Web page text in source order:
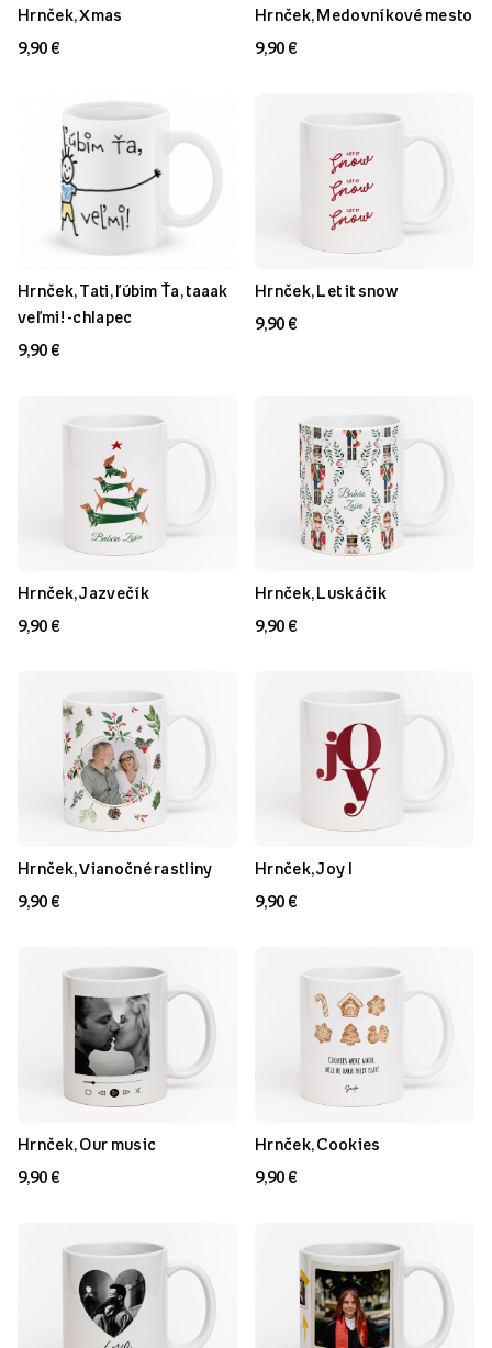
Hrnček, Xmas
9,90 €
Hrnček, Medovníkové mesto
9,90 €
Hrnček, Tati, ľúbim Ťa, taaak
veľmi! -chlapec
9,90 €
Hrnček, Let it snow
9,90 €
Hrnček, Jazvečík
9,90 €
Hrnček, Luskáčik
9,90 €
Hrnček, Vianočné rastliny
9,90 €
Hrnček, Joy I
9,90 €
Hrnček, Our music
9,90 €
Hrnček, Cookies
9,90 €